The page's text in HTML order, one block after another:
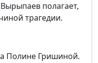
полагает,
трагедии.
Полине Гришиной.